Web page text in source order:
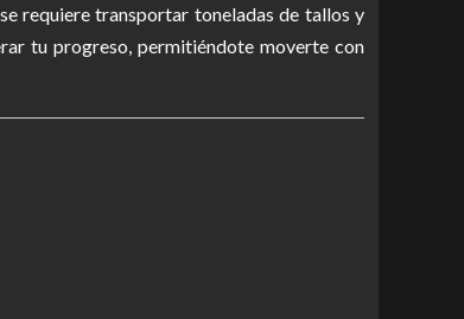
requiere transportar toneladas de tallos y
tu progreso, permitiéndote moverte con